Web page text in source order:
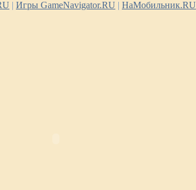
| Игры GameNavigator.RU | НаМобильник.RU